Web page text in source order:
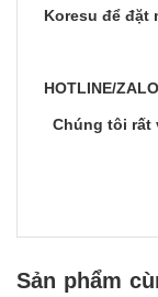
Koresu để đặt
HOTLINE/
Chúng tôi rất
Sản phẩm